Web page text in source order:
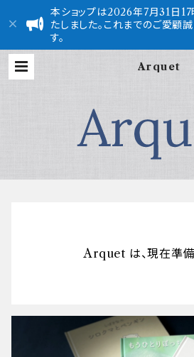
本ショップは2026年7月31日17
たしました。これまでのご愛顧
す。
Arquet
Arquet は、現在準備